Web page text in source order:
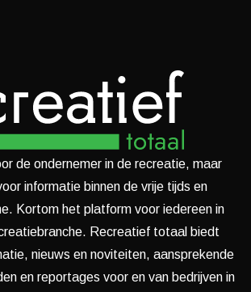
de ondernemer in de recreatie, maar
informatie binnen de vrije tijds en
Kortom het platform voor iedereen in
Recreatief totaal biedt
nieuws en noviteiten, aansprekende
en reportages voor en van bedrijven in